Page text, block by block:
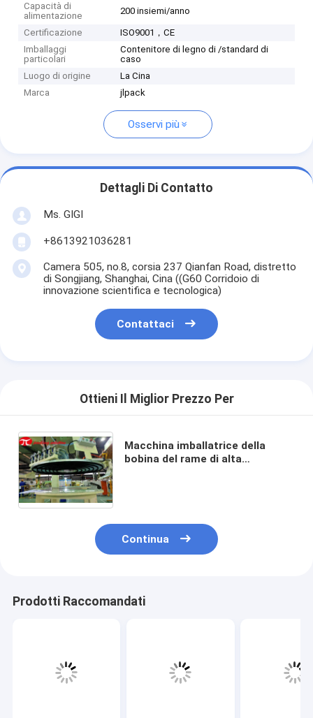
Capacità di
alimentazione
200 insiemi/anno
Certificazione
ISO9001，CE
Imballaggi
particolari
Contenitore di legno di /standard di
caso
Luogo di origine
La Cina
Marca
jlpack
Osservi più
Dettagli Di Contatto
Ms. GIGI
+8613921036281
Camera 505, no.8, corsia 237 Qianfan Road, distretto
di Songjiang, Shanghai, Cina ((G60 Corridoio di
innovazione scientifica e tecnologica)
Contattaci
Ottieni Il Miglior Prezzo Per
Macchina imballatrice della
bobina del rame di alta
Continua
Prodotti Raccomandati